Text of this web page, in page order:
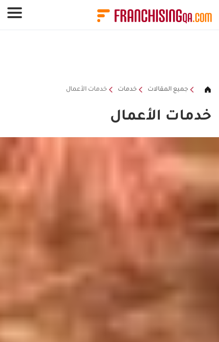
جميع المقالات خدمات خدمات الأعمال
خدمات الأعمال
لوحة إدارة ملفات تعريف الارتباط